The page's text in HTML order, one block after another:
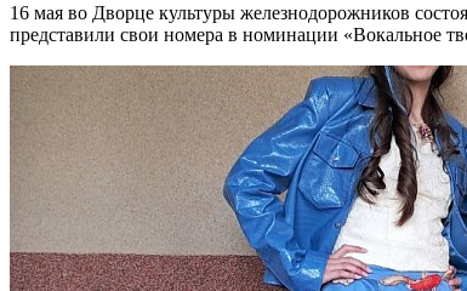
16 мая во Дворце культуры железнодорожников
представили свои номера в номинации «Вокальное